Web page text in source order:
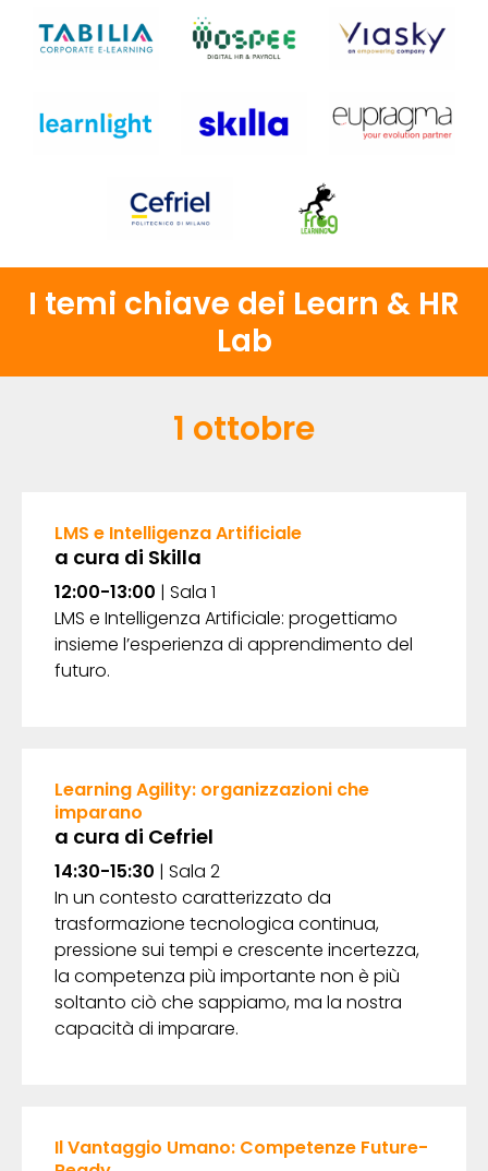
I temi chiave dei Learn & HR
Lab
1 ottobre
LMS e Intelligenza Artificiale
a cura di Skilla
12:00-13:00 | Sala 1
LMS e Intelligenza Artificiale: progettiamo
insieme l’esperienza di apprendimento del
futuro.
Learning Agility: organizzazioni che
imparano
a cura di Cefriel
14:30-15:30 | Sala 2
In un contesto caratterizzato da
trasformazione tecnologica continua,
pressione sui tempi e crescente incertezza,
la competenza più importante non è più
soltanto ciò che sappiamo, ma la nostra
capacità di imparare.
Il Vantaggio Umano: Competenze Future-